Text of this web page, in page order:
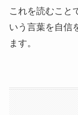
これを読むこと
いう言葉を自信
ます。